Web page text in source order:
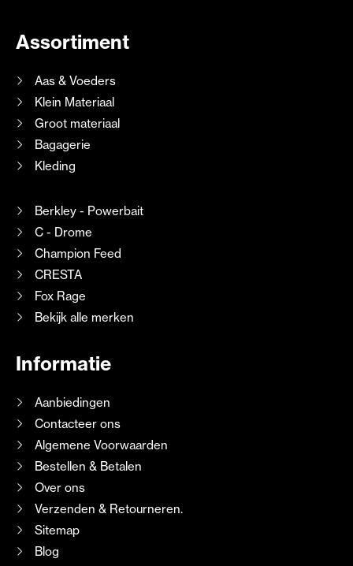
Assortiment
Aas & Voeders
Klein Materiaal
Groot materiaal
Bagagerie
Kleding
Berkley - Powerbait
C - Drome
Champion Feed
CRESTA
Fox Rage
Bekijk alle merken
Informatie
Aanbiedingen
Contacteer ons
Algemene Voorwaarden
Bestellen & Betalen
Over ons
Verzenden & Retourneren.
Sitemap
Blog